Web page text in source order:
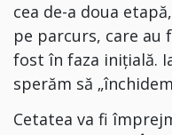
cea de-a doua
pe parcurs, care au
fost în faza inițială.
sperăm să
Cetatea va fi